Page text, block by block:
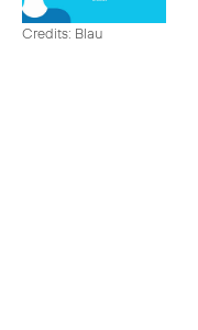
Credits: Blau